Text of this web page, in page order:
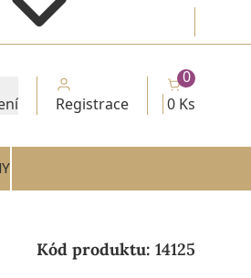
Registrace 0 Ks
0
Kód produktu: 14125